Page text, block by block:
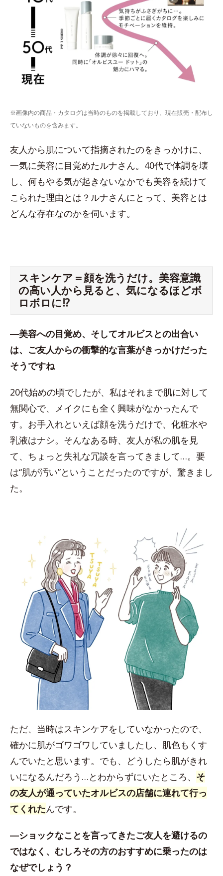
※画像内の商品・カタログは当時のものを掲載しており、現在販売・配布し
ていないものを含みます。
友人から肌について指摘されたのをきっかけに、
一気に美容に目覚めたルナさん。40代で体調を壊
し、何もやる気が起きないなかでも美容を続けて
こられた理由とは？ルナさんにとって、美容とは
どんな存在なのかを伺います。
スキンケア＝顔を洗うだけ。美容意識
の高い人から見ると、気になるほどボ
ロボロに!?
―美容への目覚め、そしてオルビスとの出合い
は、ご友人からの衝撃的な言葉がきっかけだった
そうですね
20代始めの頃でしたが、私はそれまで肌に対して
無関心で、メイクにも全く興味がなかったんで
す。お手入れといえば顔を洗うだけで、化粧水や
乳液はナシ。そんなある時、友人が私の肌を見
て、ちょっと失礼な冗談を言ってきまして…。要
は“肌が汚い”ということだったのですが、驚きまし
た。
ただ、当時はスキンケアをしていなかったので、
確かに肌がゴワゴワしていましたし、肌色もくす
んでいたと思います。でも、どうしたら肌がきれ
いになるんだろう…とわからずにいたところ、 そ
の友人が通っていたオルビスの店舗に連れて行っ
てくれたんです。
―ショックなことを言ってきたご友人を避けるの
ではなく、むしろその方のおすすめに乗ったのは
なぜでしょう？